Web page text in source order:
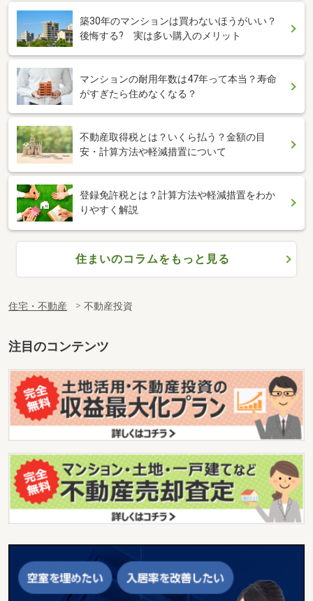
築30年のマンションは買わないほうがいい？
後悔する? 実は多い購入のメリット
マンションの耐用年数は47年って本当？寿命
がすぎたら住めなくなる？
不動産取得税とは？いくら払う？金額の目
安・計算方法や軽減措置について
登録免許税とは？計算方法や軽減措置をわか
りやすく解説
住まいのコラムをもっと見る
住宅・不動産 不動産投資
注目のコンテンツ